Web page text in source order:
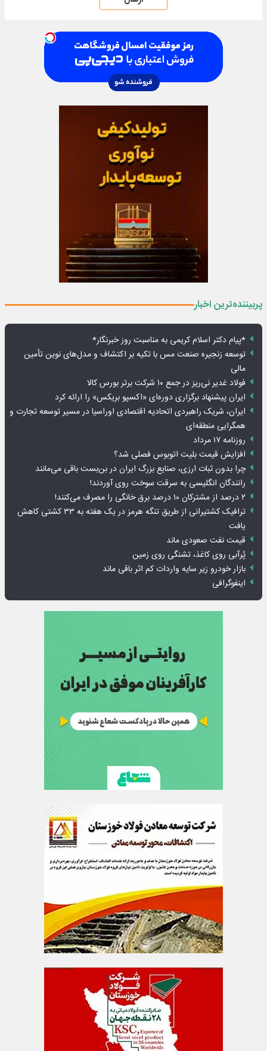
پربیننده‌ترین اخبار
*پیام دکتر اسلام کریمی به مناسبت روز خبرنگار*
توسعه زنجیره صنعت مس با تکیه بر اکتشاف و مدل‌های نوین تأمین
مالی
فولاد غدیر نی‌ریز در جمع ۱۰ شرکت برتر بورس کالا
ایران پیشنهاد برگزاری دوره‌ای «اکسپو بریکس» را ارائه کرد
ایران، شریک راهبردی اتحادیه اقتصادی اوراسیا در مسیر توسعه تجارت و
همگرایی منطقه‌ای
روزنامه ۱۷ مرداد
افزایش قیمت بلیت اتوبوس فصلی شد؟
چرا بدون ثبات ارزی، صنایع بزرگ ایران در بن‌بست باقی می‌مانند
رانندگان انگلیسی به سرقت سوخت روی آوردند!
۲ درصد از مشترکان ۱۰ درصد برق خانگی را مصرف می‌کنند!
ترافیک کشتیرانی از طریق تنگه هرمز در یک هفته به ۳۳ کشتی کاهش
یافت
قیمت نفت صعودی ماند
پُرآبی روی کاغذ، تشنگی روی زمین
بازار خودرو زیر سایه واردات کم اثر باقی ماند
اینفوگرافی